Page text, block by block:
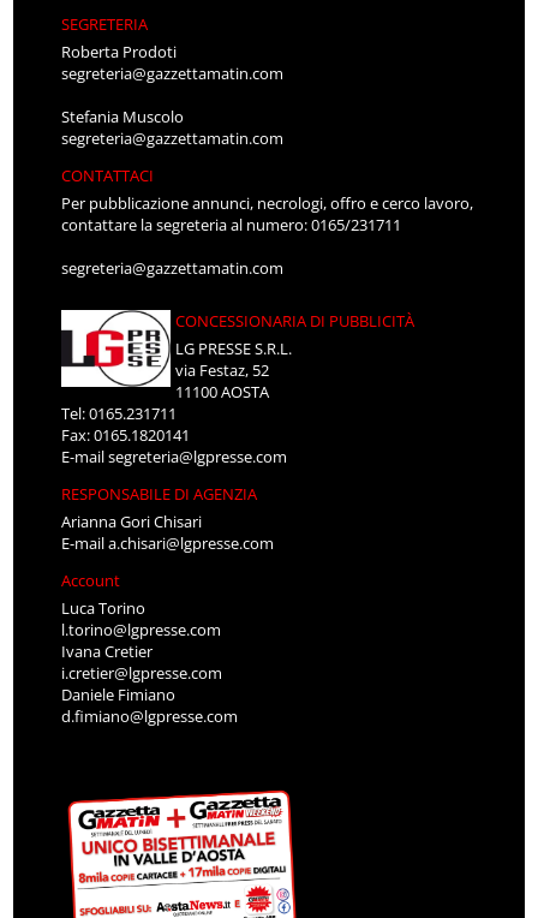
SEGRETERIA
Roberta Prodoti
segreteria@gazzettamatin.com
Stefania Muscolo
segreteria@gazzettamatin.com
CONTATTACI
Per pubblicazione annunci, necrologi, offro e cerco lavoro,
contattare la segreteria al numero: 0165/231711
segreteria@gazzettamatin.com
CONCESSIONARIA DI PUBBLICITÀ
LG PRESSE S.R.L.
via Festaz, 52
11100 AOSTA
Tel: 0165.231711
Fax: 0165.1820141
E-mailsegreteria@lgpresse.com
RESPONSABILE DI AGENZIA
Arianna Gori Chisari
E-maila.chisari@lgpresse.com
Account
Luca Torino
l.torino@lgpresse.com
Ivana Cretier
i.cretier@lgpresse.com
Daniele Fimiano
d.fimiano@lgpresse.com